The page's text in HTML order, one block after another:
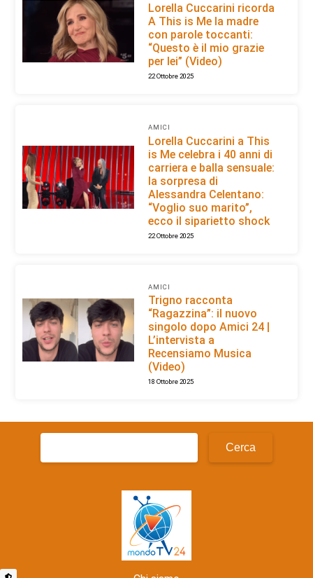
Lorella Cuccarini ricorda
A This is Me la madre
con parole toccanti:
“Questo è il mio grazie
per lei” (Video)
22 Ottobre 2025
AMICI
Lorella Cuccarini a This
is Me celebra i 40 anni di
carriera e balla sensuale:
la sorpresa di
Alessandra Celentano:
“Voglio suo marito”,
ecco il siparietto shock
22 Ottobre 2025
AMICI
Trigno racconta
“Ragazzina”: il nuovo
singolo dopo Amici 24 |
L’intervista a
Recensiamo Musica
(Video)
18 Ottobre 2025